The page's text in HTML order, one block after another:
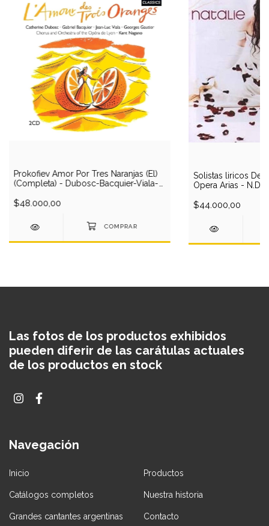
Prokofiev Amor Por Tres Naranjas (El)
(Completa) - Dubosc-Bacquier-Viala-
Argentina
$48.000,00
Solistas liricos
Opera Arias -
$44.000,00
Las fotos de los productos exhibidos
pueden diferir de las carátulas actuales
de los productos en stock
Navegación
Inicio Productos
Catálogos completos Nuestra historia
Grandes cantantes argentinas Contacto